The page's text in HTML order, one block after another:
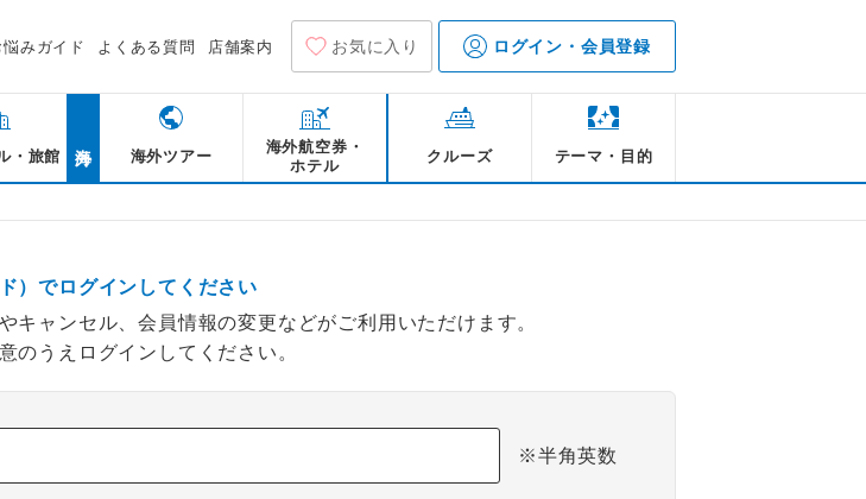
みガイド よくある質問 店舗案内 お気に入り ログイン・会員登録
・旅館 海外ツアー
海外航空券・
ホテル
クルーズ テーマ・目的
）でログインしてください
ャンセル、会員情報の変更などがご利用いただけます。
のうえログインしてください。
※半角英数